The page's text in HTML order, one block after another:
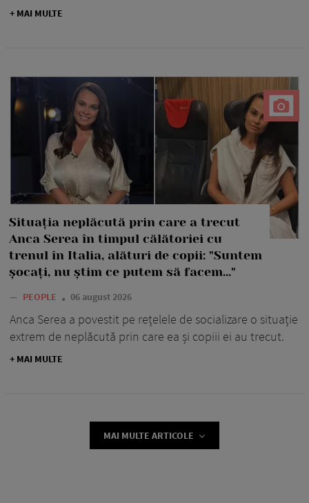
+ MAI MULTE
Situația neplăcută prin care a trecut
Anca Serea în timpul călătoriei cu
trenul în Italia, alături de copii: "Suntem
șocați, nu știm ce putem să facem..."
— PEOPLE 06 august 2026
Anca Serea a povestit pe rețelele de socializare o situație
extrem de neplăcută prin care ea și copiii ei au trecut.
+ MAI MULTE
MAI MULTE ARTICOLE